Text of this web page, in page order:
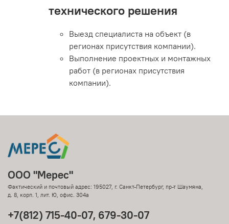
технического решения
Выезд специалиста на объект (в
регионах присутствия компании).
Выполнение проектных и монтажных
работ (в регионах присутствия
компании).
ООО "Мерес"
Фактический и почтовый адрес: 195027, г. Санкт-Петербург, пр-т Шаумяна,
д. 8, корп. 1, лит. Ю, офис. 304а
+7(812) 715-40-07, 679-30-07